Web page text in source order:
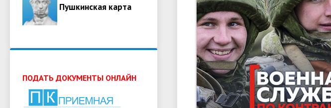
Пушкинская карта
ПОДАТЬ ДОКУМЕНТЫ ОНЛАЙН